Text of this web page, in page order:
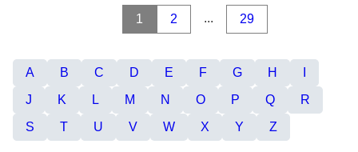
1 2 ... 29
A B C D E F G H
J
K L M N O P Q
R
S
T U V W X Y Z